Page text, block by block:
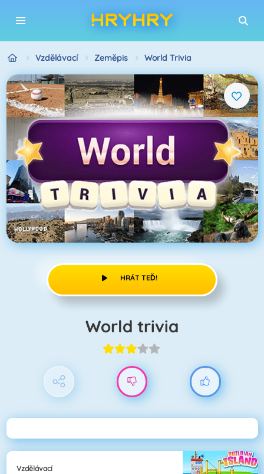
Vzdělávací Zeměpis World Trivia
HRÁT TEĎ!
World trivia
Vzdělávací